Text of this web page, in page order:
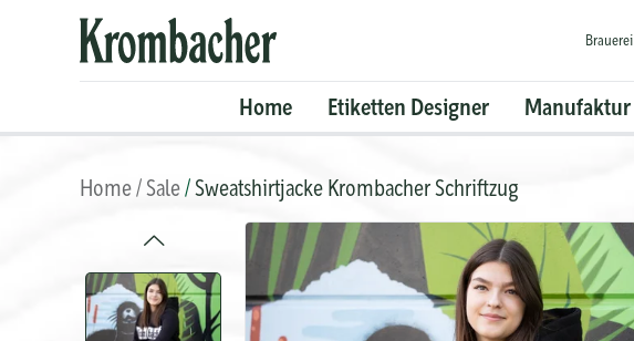
Brauerei
Home Etiketten Designer Manufaktur
Home Sale Sweatshirtjacke Krombacher Schriftzug